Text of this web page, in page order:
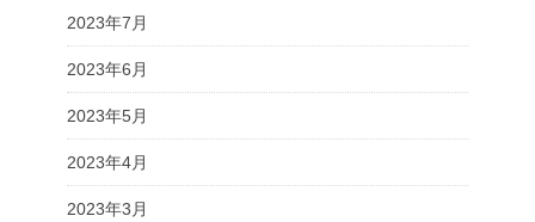
2023年7月
2023年6月
2023年5月
2023年4月
2023年3月